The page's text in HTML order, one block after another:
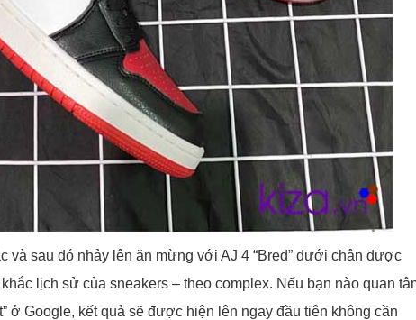
và sau đó nhảy lên ăn mừng với AJ 4 “Bred” dưới chân được
lịch sử của sneakers – theo complex. Nếu bạn nào quan
ở Google, kết quả sẽ được hiện lên ngay đầu tiên không cần